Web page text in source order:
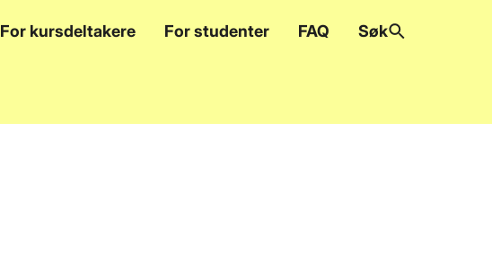
For kursdeltakere For studenter FAQ Søk